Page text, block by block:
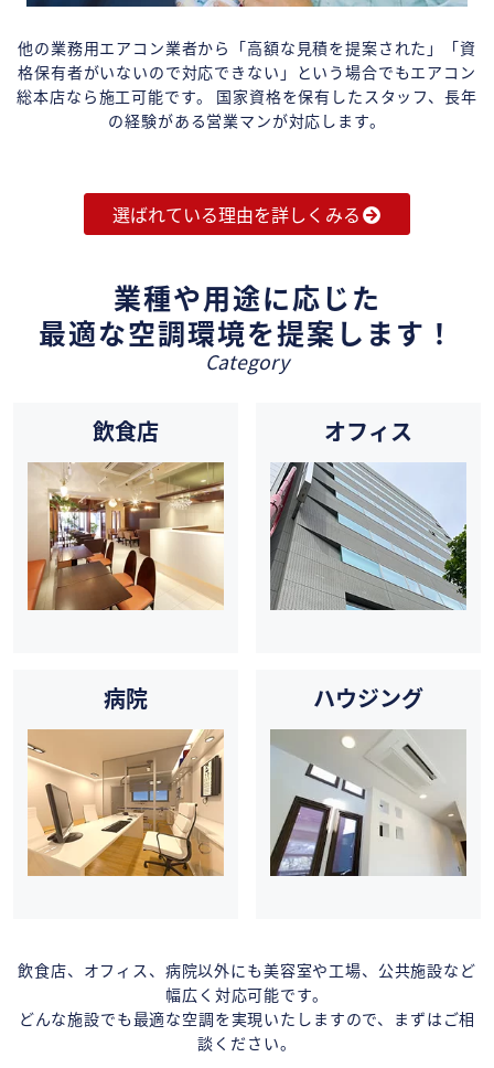
他の業務用エアコン業者から「高額な見積を提案された」「資
格保有者がいないので対応できない」という場合でもエアコン
総本店なら施工可能です。 国家資格を保有したスタッフ、長年
の経験がある営業マンが対応します。
選ばれている理由を詳しくみる
業種や用途に応じた
最適な空調環境を提案します！
Category
飲食店 オフィス
病院 ハウジング
飲食店、オフィス、病院以外にも美容室や工場、公共施設など
幅広く対応可能です。
どんな施設でも最適な空調を実現いたしますので、まずはご相
談ください。